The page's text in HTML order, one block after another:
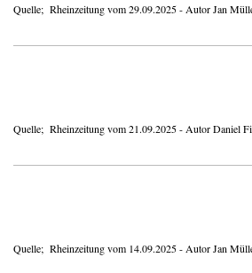
Quelle; Rheinzeitung vom 29.09.2025 - Autor Jan
Quelle; Rheinzeitung vom 21.09.2025 - Autor Daniel
Quelle; Rheinzeitung vom 14.09.2025 - Autor Jan